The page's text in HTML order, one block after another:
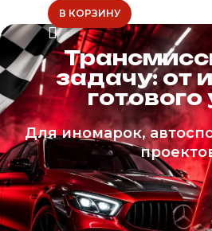
В КОРЗИНУ
задачу: от
готового
Для иномарок,